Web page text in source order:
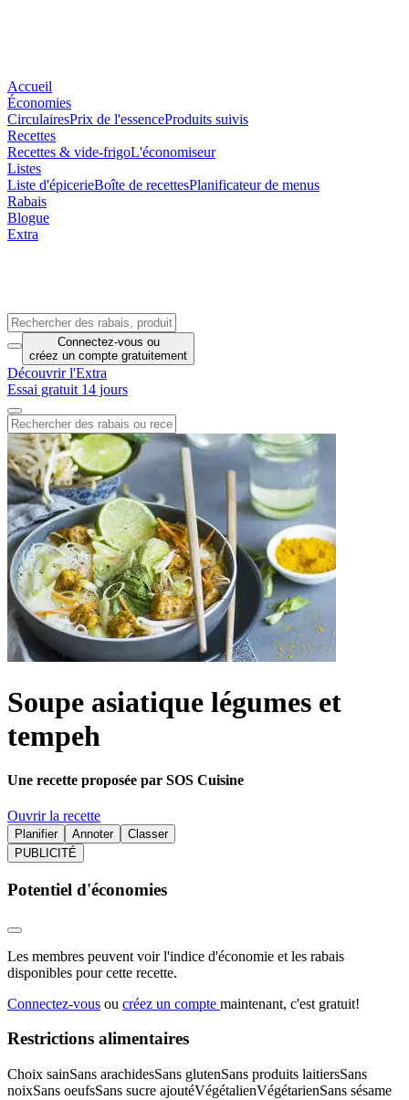
Accueil
Économies
CirculairesPrix de l'essenceProduits suivis
Recettes
Recettes & vide-frigoL'économiseur
Listes
Liste d'épicerieBoîte de recettesPlanificateur de menus
Rabais
Blogue
Extra
Connectez-vous ou
créez un compte gratuitement
Découvrir l'Extra
Essai gratuit 14 jours
Soupe asiatique légumes et
tempeh
Une recette proposée par SOS Cuisine
Ouvrir la recette
Planifier Annoter
Classer
PUBLICITÉ
Potentiel d'économies
Les membres peuvent voir l'indice d'économie et les rabais
disponibles pour cette recette.
Connectez-vous ou créez un compte maintenant, c'est gratuit!
Restrictions alimentaires
Choix sainSans arachidesSans glutenSans produits laitiersSans
noixSans oeufsSans sucre ajoutéVégétalienVégétarienSans sésame